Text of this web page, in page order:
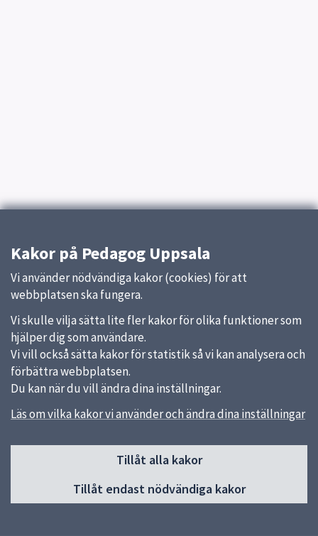
Kakor på Pedagog Uppsala
Vi använder nödvändiga kakor (cookies) för att
webbplatsen ska fungera.
Vi skulle vilja sätta lite fler kakor för olika funktioner som
hjälper dig som användare.
Vi vill också sätta kakor för statistik så vi kan analysera och
förbättra webbplatsen.
Du kan när du vill ändra dina inställningar.
Läs om vilka kakor vi använder och ändra dina inställningar
Tillåt alla kakor
Tillåt endast nödvändiga kakor
Sidfot
Om Pedagog Uppsala